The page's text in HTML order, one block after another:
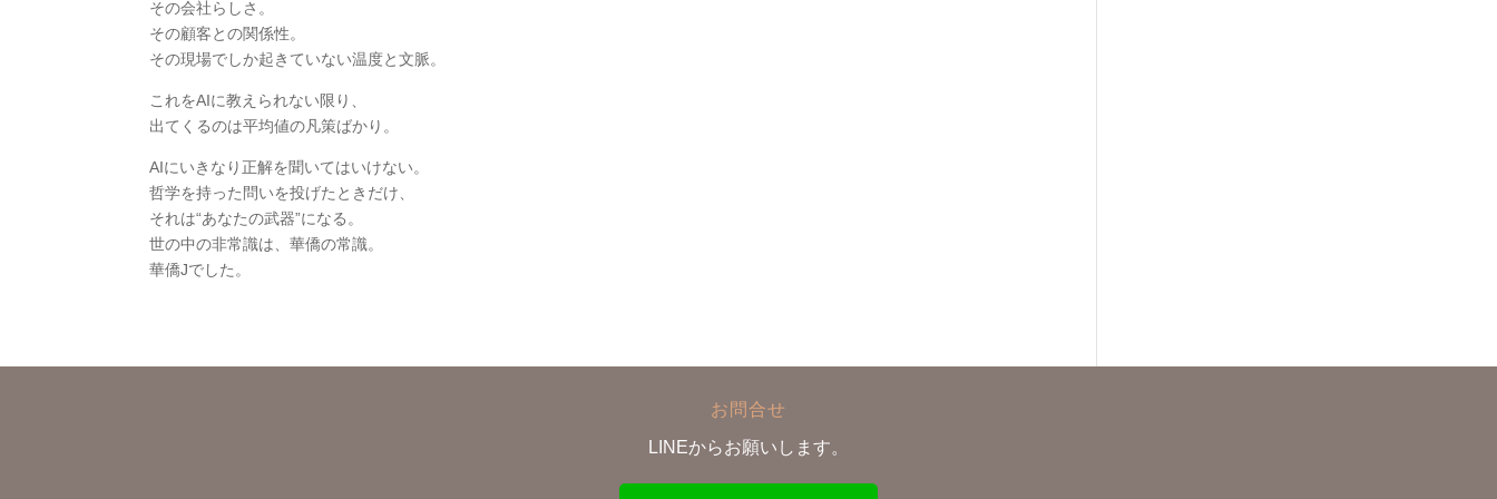
その会社らしさ。
その顧客との関係性。
その現場でしか起きていない温度と文脈。
これをAIに教えられない限り、
出てくるのは平均値の凡策ばかり。
AIにいきなり正解を聞いてはいけない。
哲学を持った問いを投げたときだけ、
それは“あなたの武器”になる。
世の中の非常識は、華僑の常識。
華僑Jでした。
お問合せ
LINEからお願いします。